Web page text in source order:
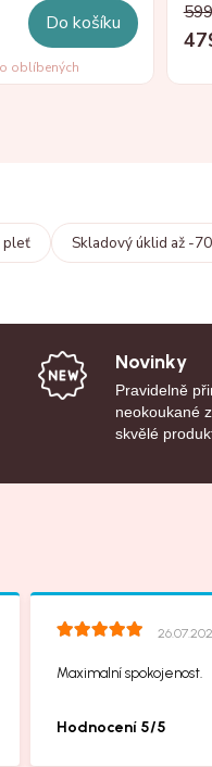
Do košíku
oblíbených
pleť Skladový úklid až -
Novinky
Pravidelně
neokoukané
skvělé
Maximalní spokojenost.
Hodnocení 5/5